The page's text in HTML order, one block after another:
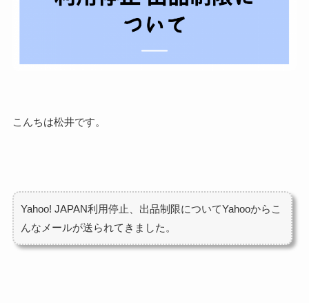
こんちは松井です。
Yahoo! JAPAN利用停止、出品制 限についてYahooからこ
んなメールが送られてきました。